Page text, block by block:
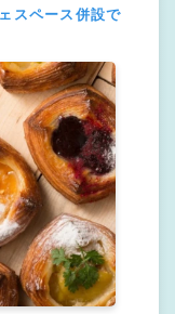
スペース併設で